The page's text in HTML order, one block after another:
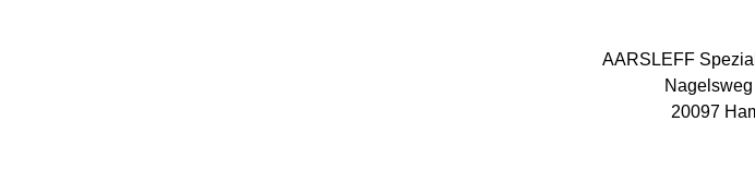
AARSLEFF
20097